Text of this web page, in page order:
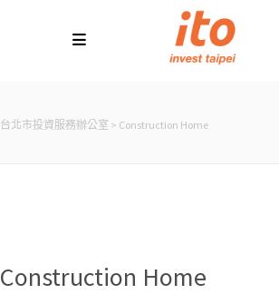
台北市投資服務辦公室 > Construction Home
Construction Home